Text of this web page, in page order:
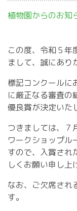
植物園からのお知
この度、令和５年
まして、誠にあり
標記コンクールに
に厳正なる審査の
優良賞が決定いた
つきましては、７
ワークショップ
すので、入賞され
しくお願い申し上
なお、ご欠席され
す。